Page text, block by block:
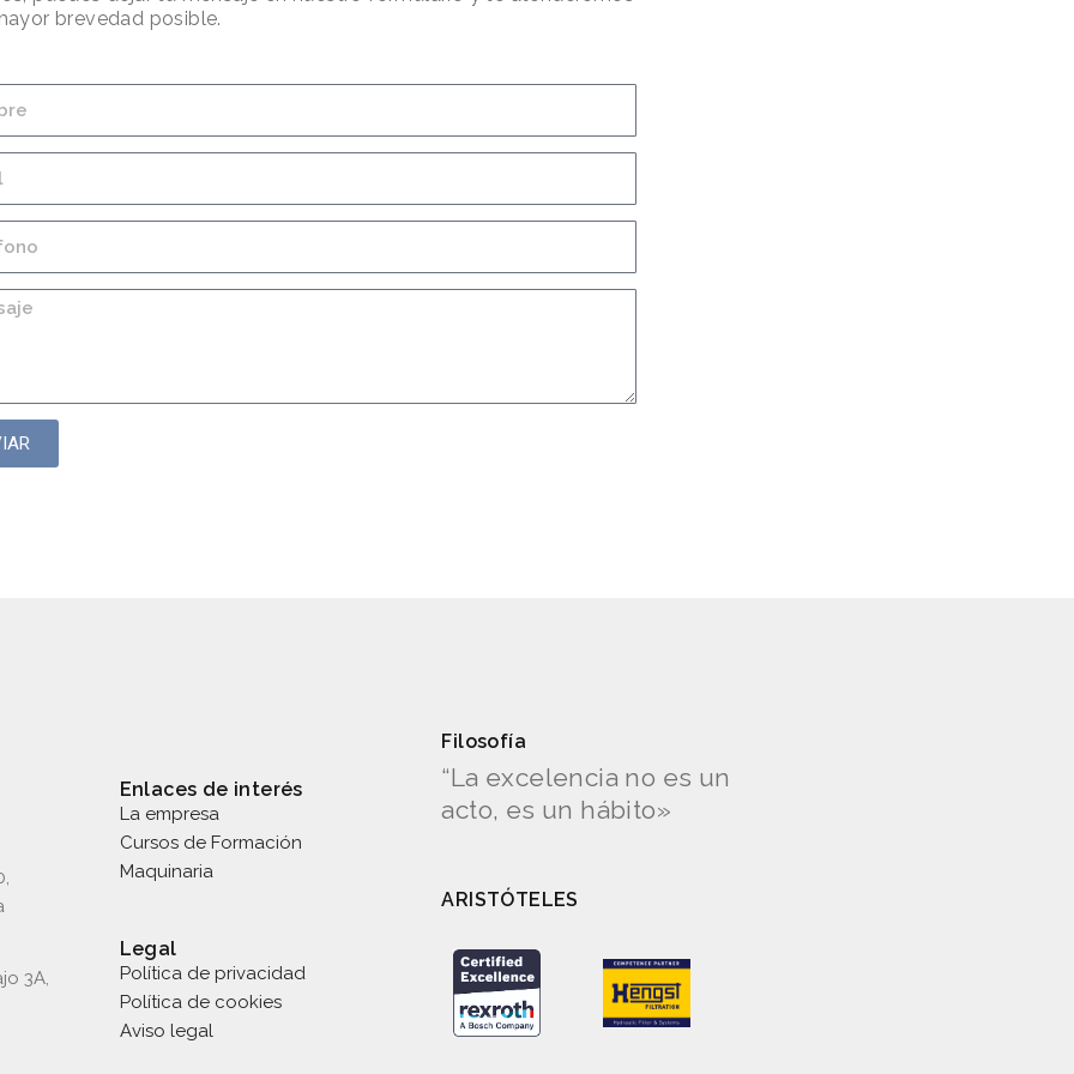
brevedad posible.
3A,
Enlaces de interés
La empresa
Cursos de Formación
Maquinaria
Legal
Política de privacidad
Política de cookies
Aviso legal
Filosofía
“La excelencia no es un
acto, es un hábito»
ARISTÓTELES